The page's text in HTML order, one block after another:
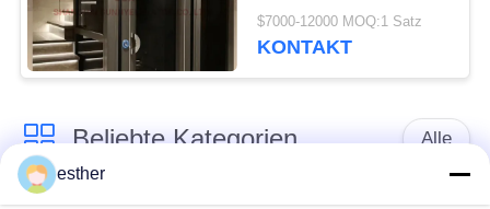
Behinderter Aufzug
Wohnhaus Elektrisch
$7000-12000 MOQ:1 Satz
KONTAKT
Beliebte Kategorien Alle
esther